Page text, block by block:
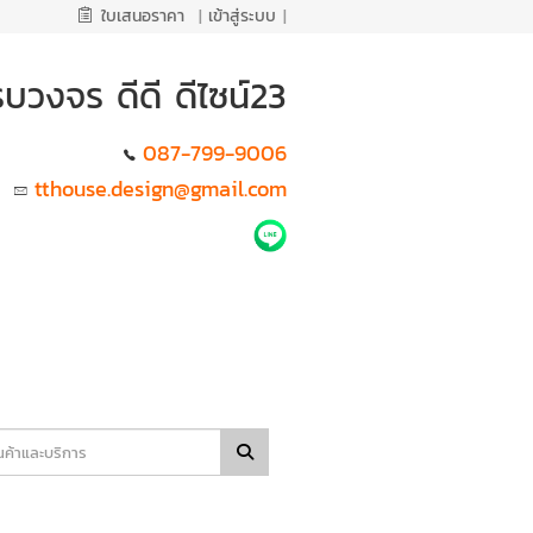
ใบเสนอราคา | เข้าสู่ระบบ |
วงจร ดีดี ดีไซน์23
087-799-9006
tthouse.design@gmail.com